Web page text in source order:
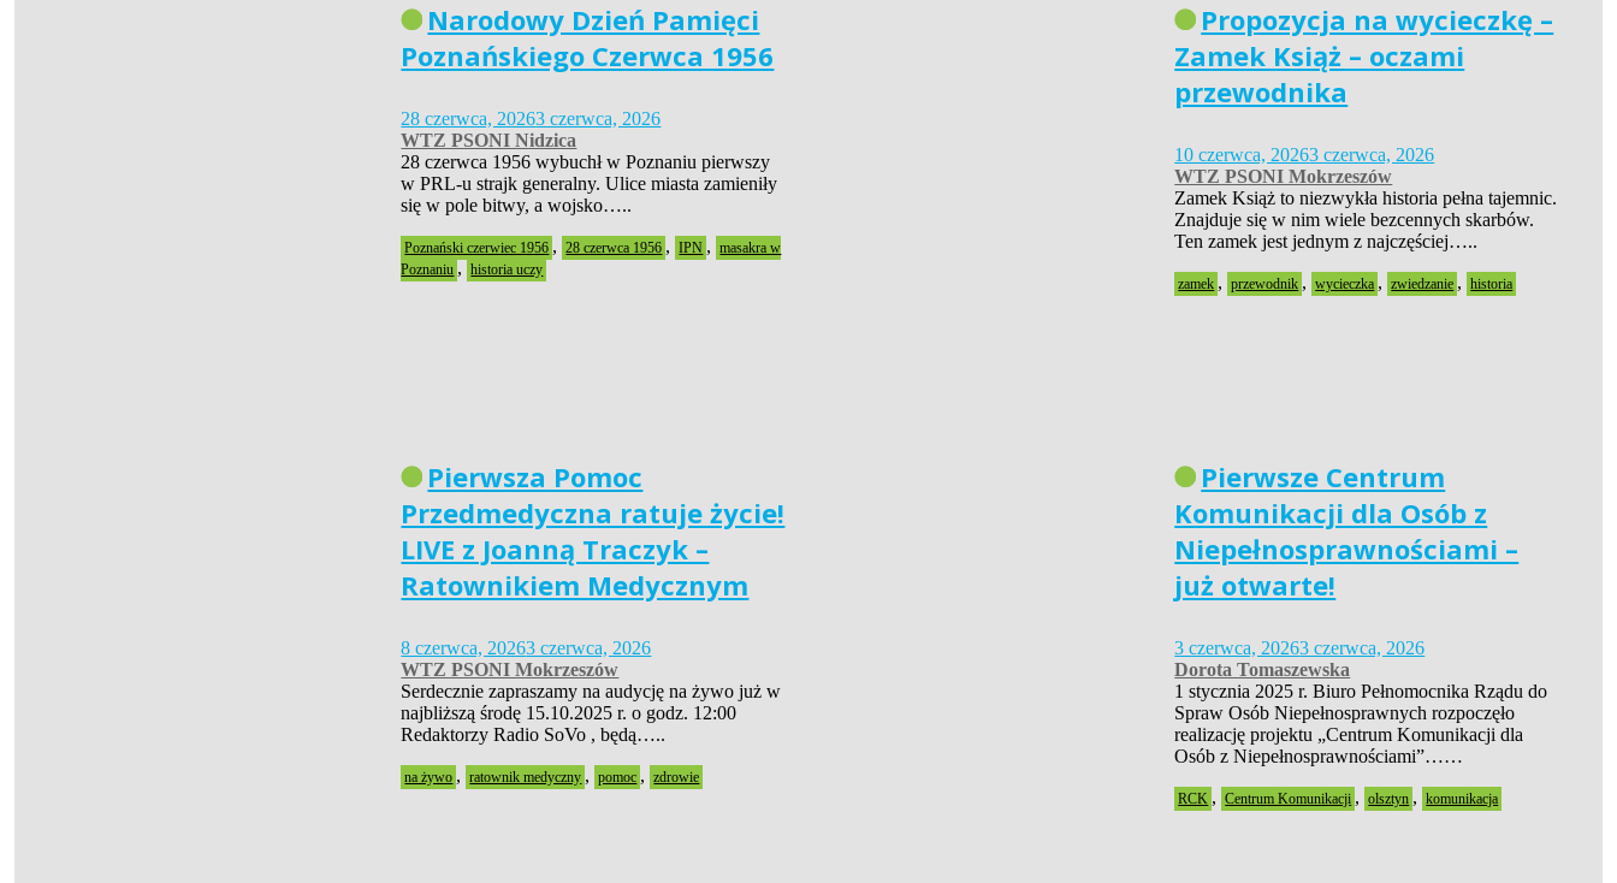
Narodowy Dzień Pamięci
Poznańskiego Czerwca 1956
28 czerwca, 20263 czerwca, 2026
WTZ PSONI Nidzica
28 czerwca 1956 wybuchł w Poznaniu pierwszy
w PRL-u strajk generalny. Ulice miasta zamieniły
się w pole bitwy, a wojsko…..
Poznański czerwiec 1956 , 28 czerwca 1956 , IPN ,
masakra w
Poznaniu , historia uczy
Propozycja na wycieczkę –
Zamek Książ – oczami
przewodnika
10 czerwca, 20263 czerwca, 2026
WTZ PSONI Mokrzeszów
Zamek Książ to niezwykła historia pełna tajemnic.
Znajduje się w nim wiele bezcennych skarbów.
Ten zamek jest jednym z najczęściej…..
zamek , przewodnik , wycieczka , zwiedzanie , historia
Pierwsza Pomoc
Przedmedyczna ratuje życie!
LIVE z Joanną Traczyk –
Ratownikiem Medycznym
8 czerwca, 20263 czerwca, 2026
WTZ PSONI Mokrzeszów
Serdecznie zapraszamy na audycję na żywo już w
najbliższą środę 15.10.2025 r. o godz. 12:00
Redaktorzy Radio SoVo , będą…..
na żywo , ratownik medyczny , pomoc , zdrowie
Pierwsze Centrum
Komunikacji dla Osób z
Niepełnosprawnościami –
już otwarte!
3 czerwca, 20263 czerwca, 2026
Dorota Tomaszewska
1 stycznia 2025 r. Biuro Pełnomocnika Rządu do
Spraw Osób Niepełnosprawnych rozpoczęło
realizację projektu „Centrum Komunikacji dla
Osób z Niepełnosprawnościami”……
RCK , Centrum Komunikacji , olsztyn , komunikacja